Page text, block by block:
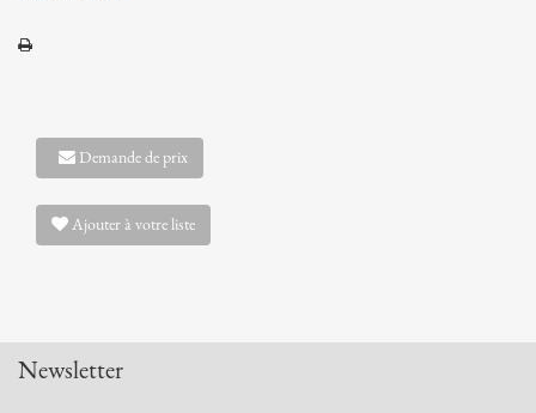
Demande de prix
Ajouter à votre liste
Newsletter